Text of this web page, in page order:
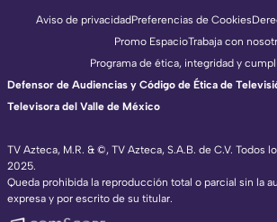
TV Azteca, M.R. & ©, TV Azteca, S.A.B. de C.V. Todos
2025.
Queda prohibida la reproducción total o parcial sin la
expresa y por escrito de su titular.
Aviso de privacidadPreferencias de Cookies
Promo EspacioTrabaja con
Programa de ética, integridad y
Defensor de Audiencias y Código de Ética de
Televisora del Valle de México